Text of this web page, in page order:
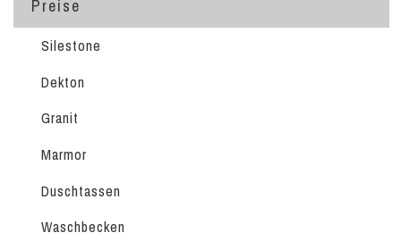
Preise
Silestone
Dekton
Granit
Marmor
Duschtassen
Waschbecken